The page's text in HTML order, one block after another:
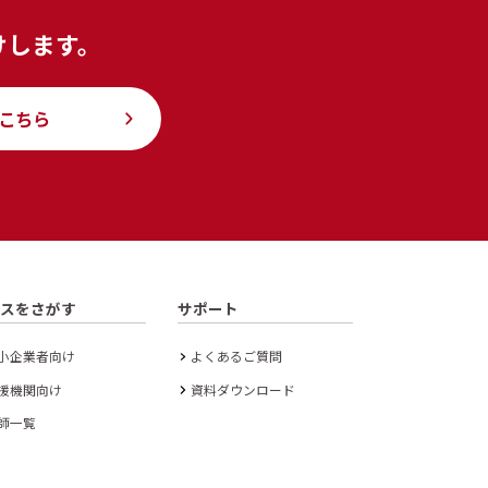
ます。
ちら
をさがす
企業者向け
機関向け
一覧
サポート
よくあるご質問
資料ダウンロード